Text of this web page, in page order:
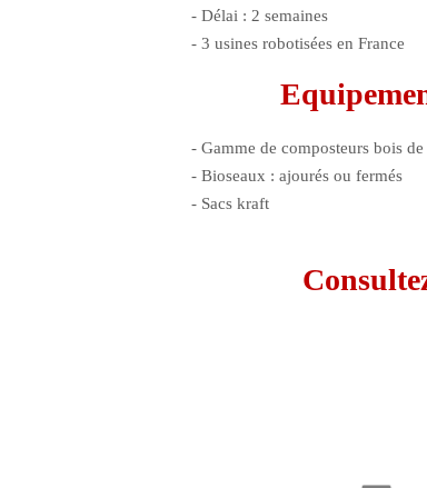
- Délai : 2 semaines
- 3 usines robotisées en France
- Gamme de composteurs bois
- Bioseaux : ajourés ou fermés
- Sacs kraft